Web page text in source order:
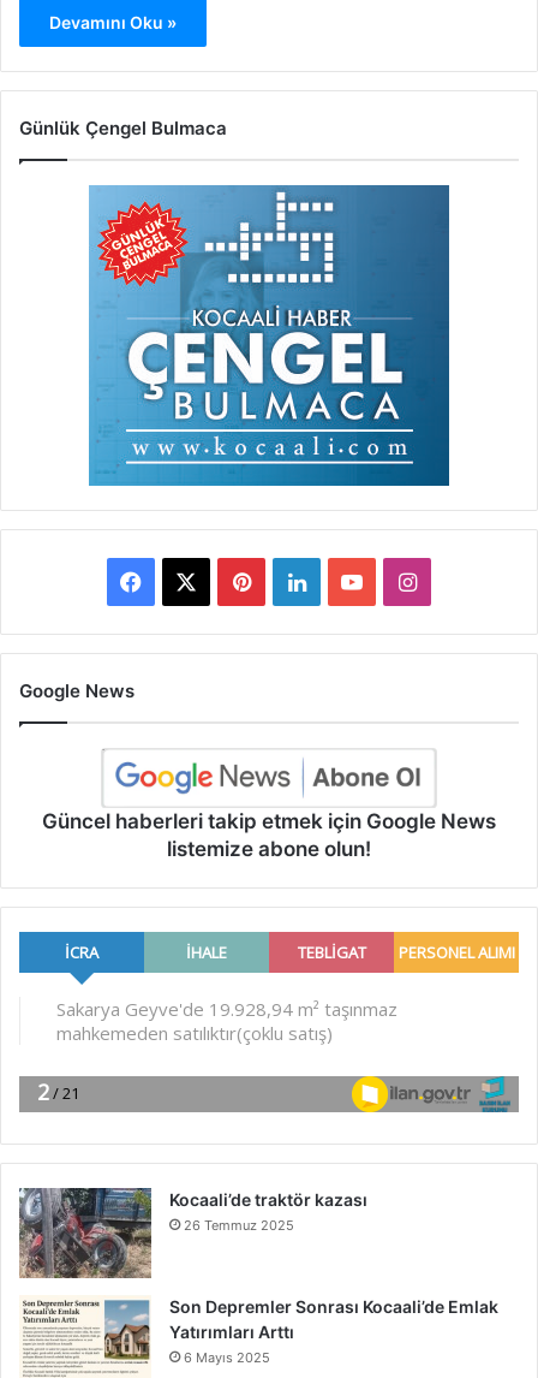
Devamını Oku »
Günlük Çengel Bulmaca
Facebook PinterestLinkedInYouTubeInstagram
Google News
Güncel haberleri takip etmek için Google News
listemize abone olun!
Kocaali’de traktör kazası
26 Temmuz 2025
Son Depremler Sonrası Kocaali’de Emlak
Yatırımları Arttı
6 Mayıs 2025